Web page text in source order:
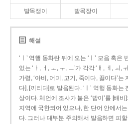
발목쟁이 발목장이
해설
‘ㅣ’ 역행 동화란 뒤에 오는 ‘ㅣ’ 모음 혹은
있는 ‘ㅏ, ㅓ, ㅗ, ㅜ, ㅡ’가 각각 ‘ㅐ, ㅔ, ㅚ,
가령, ‘아비, 어미, 고기, 죽이다, 끓이다’는
다], [끼리다]로 발음된다. ‘ㅣ’ 역행 동화
상이다. 체언에 조사가 붙은 ‘밥이’를 [배
지역에 국한되어 있으나, 한 단어 안에서는
다. 그러나 대부분 주의해서 발음하면 피